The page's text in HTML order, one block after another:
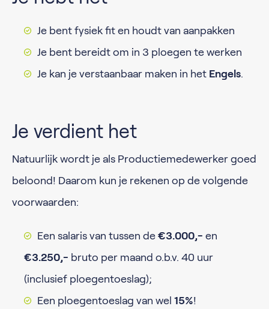
Je bent fysiek fit en houdt van aanpakken
Je bent bereidt om in 3 ploegen te werken
Je kan je verstaanbaar maken in het Engels.
Je verdient het
Natuurlijk wordt je als Productiemedewerker goed
beloond! Daarom kun je rekenen op de volgende
voorwaarden:
Een salaris van tussen de €3.000,- en
€3.250,- bruto per maand o.b.v. 40 uur
(inclusief ploegentoeslag);
Een ploegentoeslag van wel 15%!